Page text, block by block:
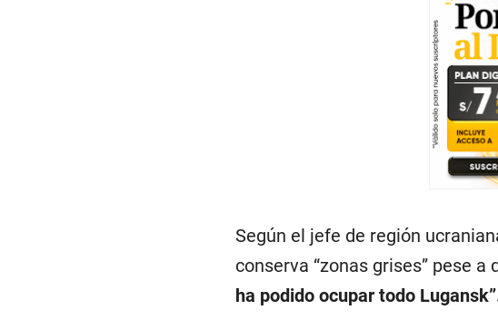
Según el jefe de región
conserva “zonas grises” pese a
ha podido ocupar todo